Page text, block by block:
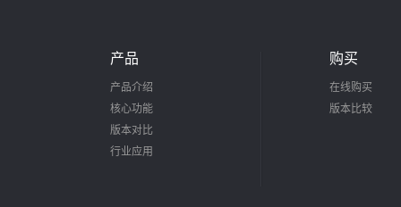
产品
产品介绍
核心功能
版本对比
行业应用
购买
在线购买
版本比较